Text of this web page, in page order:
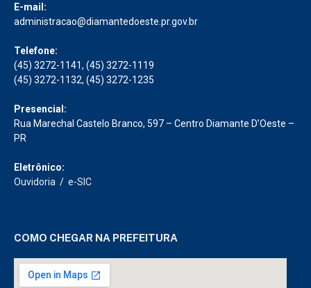
E-mail:
administracao@diamantedoeste.pr.gov.br
Telefone:
(45) 3272-1141, (45) 3272-1119
(45) 3272-1132, (45) 3272-1235
Presencial:
Rua Marechal Castelo Branco, 597 – Centro Diamante D’Oeste –
PR
Eletrônico:
Ouvidoria / e-SIC
COMO CHEGAR NA PREFEITURA